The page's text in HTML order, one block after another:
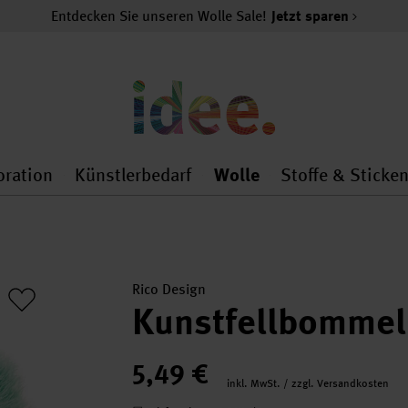
Entdecken Sie unseren Wolle Sale! Jetzt sparen
general.openMenu
Dekoration general.openMenu
Künstlerbedarf
Künstlerbedarf
Wolle
Wolle
Stoffe & Sticken
Rico Design
5,49 €
inkl. MwSt. / zzgl. Versandkosten